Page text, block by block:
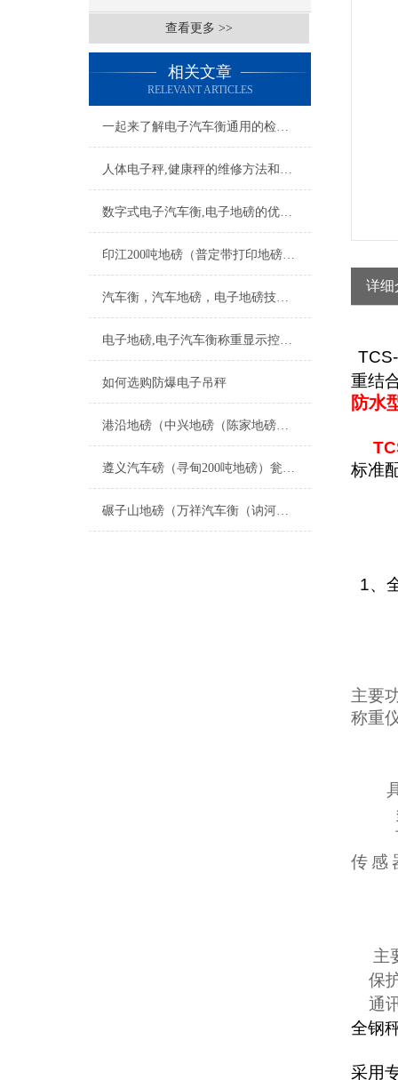
查看更多 >>
相关文章
RELEVANT ARTICLES
一起来了解电子汽车衡通用的检修方法
人体电子秤,健康秤的维修方法和使用说明
数字式电子汽车衡,电子地磅的优势简介
印江200吨地磅（普定带打印地磅）万山150T汽车衡维修
汽车衡，汽车地磅，电子地磅技术性能与特性
电子地磅,电子汽车衡称重显示控制器保养方法
如何选购防爆电子吊秤
港沿地磅（中兴地磅（陈家地磅（绿华地磅）港西地磅）建设地磅维修
遵义汽车磅（寻甸200吨地磅）瓮安200T汽车衡（万山100吨吊秤维修
碾子山地磅（万祥汽车衡（讷河地磅）老港汽车衡）龙江地磅维修
详细
重结
防水
标准
1、
主要
称重
传 感
主
保
通
全钢
采用